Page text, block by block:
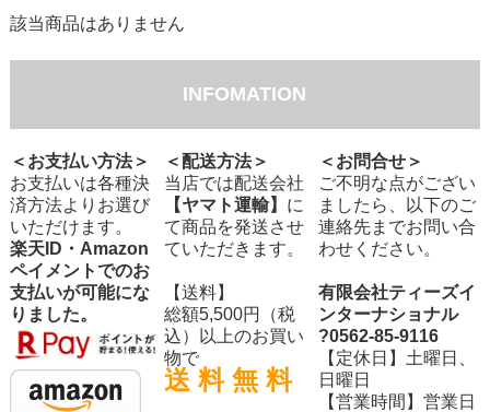
該当商品はありません
INFOMATION
＜お支払い方法＞ ＜配送方法＞
＜お問合せ＞
お支払いは各種決
済方法よりお選び
いただけます。
楽天ID・Amazon
ペイメントでのお
支払いが可能にな
りました。
当店では配送会社
【ヤマト運輸】 に
て商品を発送させ
ていただきます。
【送料】
総額5,500円（税
込）以上のお買い
物で
送 料 無 料
ご不明な点がござい
ましたら、以下のご
連絡先までお問い合
わせください。
有限会社ティーズイ
ンターナショナル
?0562-85-9116
【定休日】土曜日、
日曜日
【営業時間】営業日